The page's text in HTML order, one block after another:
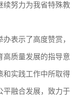
续努力为我省特殊教
表示了高度赞赏，
高质量发展的指导意
和实践工作中所取得
平融合发展，致力于